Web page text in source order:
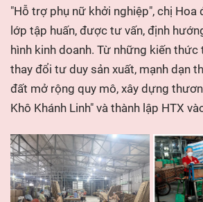
"Hỗ trợ phụ nữ khởi nghiệp", chị
lớp tập huấn, được tư vấn, định
hình kinh doanh. Từ những kiến
thay đổi tư duy sản xuất, mạnh dạn
đất mở rộng quy mô, xây dựng
Khô Khánh Linh" và thành lập HTX